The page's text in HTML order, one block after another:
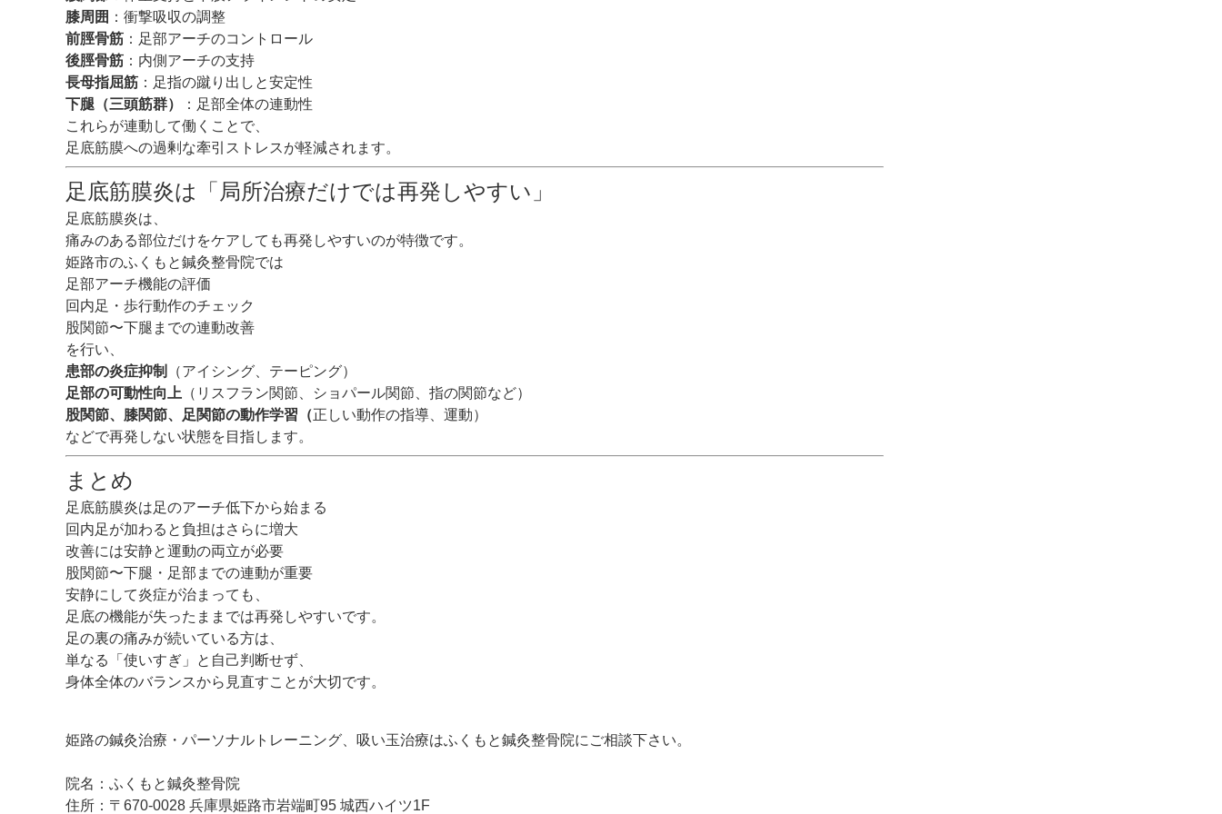
膝周囲 ：衝撃吸収の調整
前脛骨筋 ：足部アーチのコントロール
後脛骨筋 ：内側アーチの支持
長母指屈筋 ：足指の蹴り出しと安定性
下腿（三頭筋群）
：足部全体の連動性
これらが連動して働くことで、
足底筋膜への過剰な牽引ストレスが軽減されます。
足底筋膜炎は「局所治療だけでは再発しやすい」
足底筋膜炎は、
痛みのある部位だけをケアしても再発しやすいのが特徴です。
姫路市のふくもと鍼灸整骨院では
足部アーチ機能の評価
回内足・歩行動作のチェック
股関節〜下腿までの連動改善
を行い、
患部の炎症抑制
（アイシング、テーピング）
足部の可動性向上 （リスフラン関節、ショパール関節、指の関節など）
股関節、膝関節、足関節の動作学習（正しい動作の指導、運動）
などで再発しない状態を目指します。
まとめ
足底筋膜炎は足のアーチ低下から始まる
回内足が加わると負担はさらに増大
改善には安静と運動の両立が必要
股関節〜下腿・足部までの連動が重要
安静にして炎症が治まっても、
足底の機能が失ったままでは再発しやすいです。
足の裏の痛みが続いている方は、
単なる「使いすぎ」と自己判断せず、
身体全体のバランスから見直すことが大切です。
姫路の鍼灸治療・パーソナルトレーニング、吸い玉治療はふくもと鍼灸整骨院にご相談下さい。
院名：ふくもと鍼灸整骨院
住所：〒670-0028 兵庫県姫路市岩端町95 城西ハイツ1F